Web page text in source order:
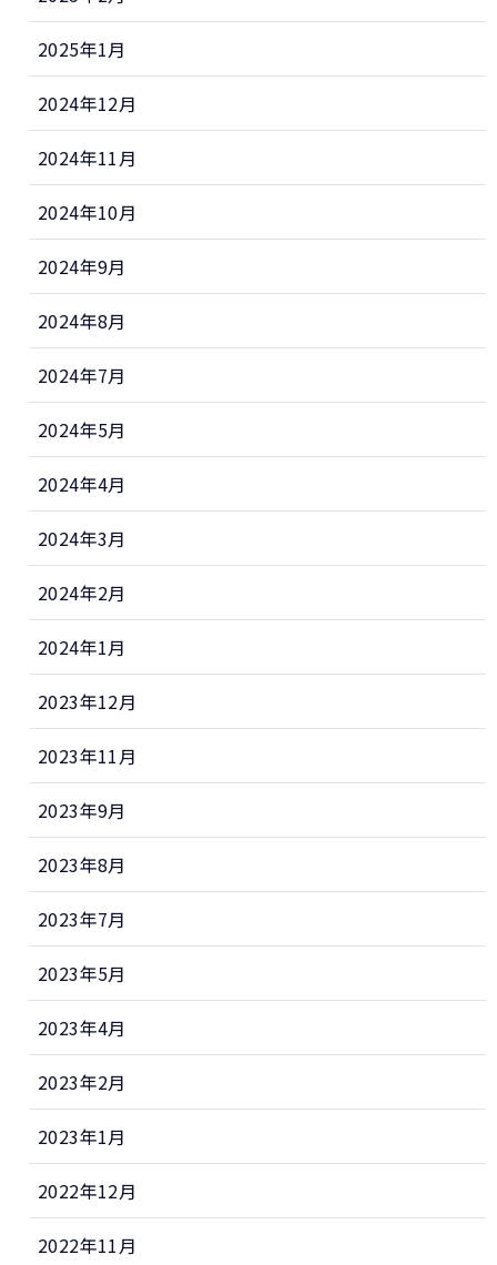
2025年1月
2024年12月
2024年11月
2024年10月
2024年9月
2024年8月
2024年7月
2024年5月
2024年4月
2024年3月
2024年2月
2024年1月
2023年12月
2023年11月
2023年9月
2023年8月
2023年7月
2023年5月
2023年4月
2023年2月
2023年1月
2022年12月
2022年11月